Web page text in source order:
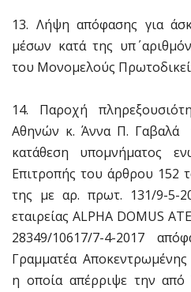
13. Λήψη απόφασης για
μέσων κατά της υπ΄
του Μονομελούς
14. Παροχή
Αθηνών κ. Άννα Π. Γαβαλά
κατάθεση υπομνήματος
Επιτροπής του άρθρου 152
της με αρ. πρωτ. 131/9-5-
εταιρείας ALPHA DOMUS
28349/10617/7-4-2017
Γραμματέα Αποκεντρωμένης
η οποία απέρριψε την